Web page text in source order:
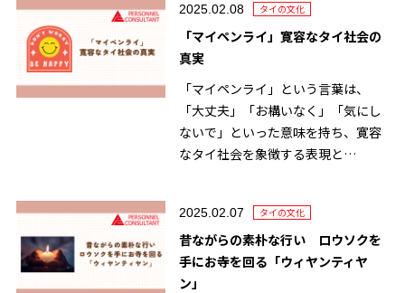
2025.02.08 タイの文化
「マイペンライ」寛容なタイ社会の
真実
「マイペンライ」という言葉は、
「大丈夫」「お構いなく」「気にし
ないで」といった意味を持ち、寛容
なタイ社会を象徴する表現と…
2025.02.07 タイの文化
昔ながらの素朴な行い ロウソクを
手にお寺を回る「ウィヤンティヤ
ン」